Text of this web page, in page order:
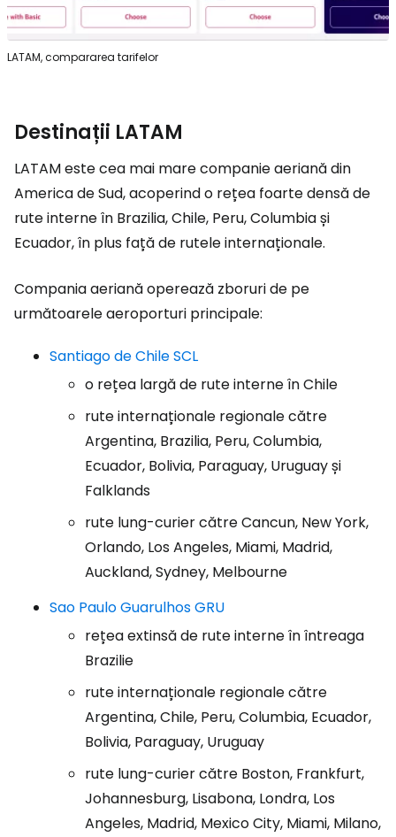
LATAM, compararea tarifelor
Destinații LATAM
LATAM este cea mai mare companie aeriană din
America de Sud, acoperind o rețea foarte densă de
rute interne în Brazilia, Chile, Peru, Columbia și
Ecuador, în plus față de rutele internaționale.
Compania aeriană operează zboruri de pe
următoarele aeroporturi principale:
Santiago de Chile SCL
o rețea largă de rute interne în Chile
rute internaționale regionale către
Argentina, Brazilia, Peru, Columbia,
Ecuador, Bolivia, Paraguay, Uruguay și
Falklands
rute lung-curier către Cancun, New York,
Orlando, Los Angeles, Miami, Madrid,
Auckland, Sydney, Melbourne
Sao Paulo Guarulhos GRU
rețea extinsă de rute interne în întreaga
Brazilie
rute internaționale regionale către
Argentina, Chile, Peru, Columbia, Ecuador,
Bolivia, Paraguay, Uruguay
rute lung-curier către Boston, Frankfurt,
Johannesburg, Lisabona, Londra, Los
Angeles, Madrid, Mexico City, Miami, Milano,